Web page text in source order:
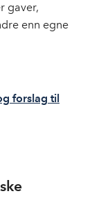
gaver,
enn egne
forslag til